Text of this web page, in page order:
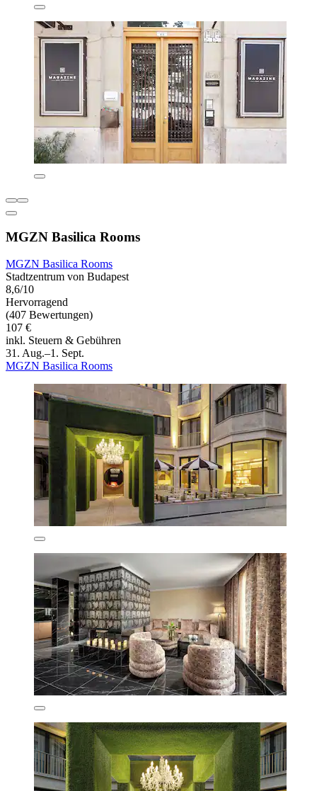
MGZN Basilica Rooms
MGZN Basilica Rooms
Stadtzentrum von Budapest
8,6/10
Hervorragend
(407 Bewertungen)
107 €
inkl. Steuern & Gebühren
31. Aug.–1. Sept.
MGZN Basilica Rooms